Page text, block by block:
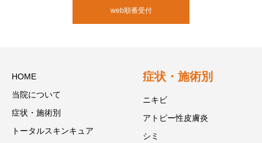
web順番受付
HOME
当院について
症状・施術別
トータルスキンキュア
症状・施術別
ニキビ
アトピー性皮膚炎
シミ